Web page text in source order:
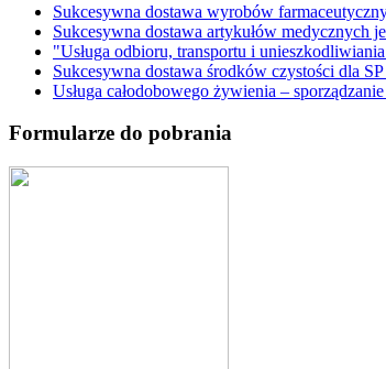
Sukcesywna dostawa wyrobów
Sukcesywna dostawa artykułów medycznych
"Usługa odbioru, transportu i
Sukcesywna dostawa środków czystości dla
Usługa całodobowego żywienia –
Formularze do pobrania